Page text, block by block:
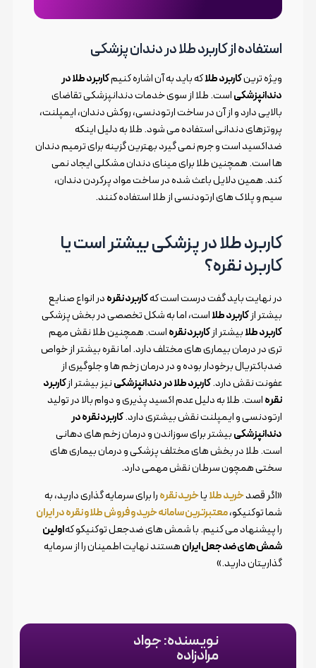
استفاده از کاربرد طلا در دندان پزشکی
ویژه ترینکاربرد طلاکه باید به آن اشاره کنیمکاربرد طلا در
دندانپزشکیاست. طلا از سوی خدمات دندانپزشکی تقاضای
بالایی دارد و از آن در ساخت ارتودنسی، روکش دندان، ایمپلنت،
پروتزهای دندانی استفاده می شود. طلا به دلیل اینکه
ضداکسید است و جرم نمی گیرد بهترین گزینه برای ترمیم دندان
ها است. همچنین طلا برای مینای دندان مشکلی ایجاد نمی
کند. همین دلایل باعث شده در ساخت مواد پرکردن دندان،
سیم و پلاک های ارتودنسی از طلا استفاده کنند.
کاربرد طلا در پزشکی بیشتر است یا
کاربرد نقره؟
در نهایت باید گفت درست است کهکاربرد نقرهدر انواع صنایع
بیشتر ازکاربرد طلااست، اما به شکل تخصصی در بخش پزشکی
کاربرد طلابیشتر ازکاربرد نقرهاست. همچنین طلا نقش مهم
تری در درمان بیماری های مختلف دارد. اما نقره بیشتر از خواص
ضدباکتریال برخودار بوده و در درمان زخم ها و جلوگیری از
عفونت نقش دارد.کاربرد طلا در دندانپزشکینیز بیشتر ازکاربرد
نقرهاست. طلا به دلیل عدم اکسید پذیری و دوام بالا در تولید
ارتودنسی و ایمپلنت نقش بیشتری دارد.کاربرد نقره در
دندانپزشکیبیشتر برای سوزاندن و درمان زخم های دهانی
است. طلا در بخش های مختلف پزشکی و درمان بیماری های
سختی همچون سرطان نقش مهمی دارد.
«اگر قصدخرید طلایاخرید نقرهرا برای سرمایه گذاری دارید، به
شما توکنیکو،معتبرترین سامانه خرید و فروش طلا و نقره در ایران
را پیشنهاد می کنیم. با شمش های ضدجعل توکنیکو کهاولین
شمش های ضدجعل ایرانهستند نهایت اطمینان را از سرمایه
گذاریتان دارید.»
نویسنده: جواد
مرادزاده